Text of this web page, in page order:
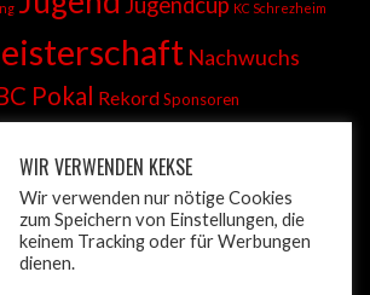
KC Schrezheim
Nachwuchs
Pokal RekordSponsoren
TandemTiroler Liga
Trainer Turnier Weltcup wm
Österreich
WIR VERWENDEN KEKSE
Wir verwenden nur nötige Cookies
zum Speichern von Einstellungen, die
keinem Tracking oder für Werbungen
dienen.